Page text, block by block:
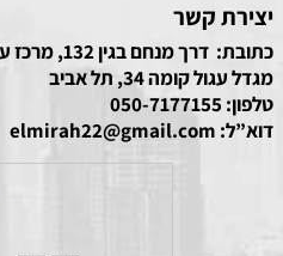
יצירת קשר
כתובת: דרך מנחם בגין 132, מרכז עזריאלי 1
מגדל עגול קומה 34, תל אביב
טלפון: 050-7177155
דוא”ל: elmirah22@gmail.com